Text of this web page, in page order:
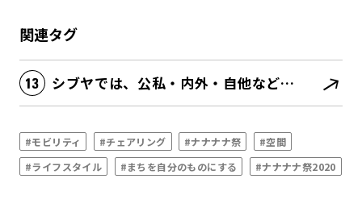
関連タグ
シブヤでは、公私・内外・自他などあらゆる境界が消滅する
#モビリティ #チェアリング #ナナナナ祭
#空間
#ライフスタイル
#まちを自分のものにする #ナナナナ祭2020